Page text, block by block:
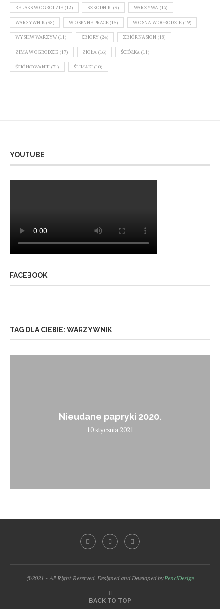
RELAKS W OGRODZIE (12) SZKODNIKI (9) WARZYWA (13)
WARZYWNIK (98) WIOSENNE PRACE (15) WIOSNA W OGRODZIE (19)
WYSIEW WARZYW (11) ZBIORY (24) ZBIÓR NASION (18)
ZIMA W OGRODZIE (17) ZIOŁA (16) ŚCIÓŁKA (11)
ŚCIÓŁKOWANIE (31) ŚLIMAKI (10)
YOUTUBE
FACEBOOK
TAG DLA CIEBIE: WARZYWNIK
Nieudane papryki 2020.
10 stycznia 2021
@2021 - All Right Reserved. Designed and Developed byPenciDesign
BACK TO TOP